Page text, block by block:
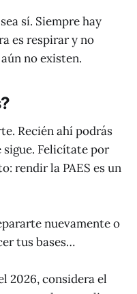
sí. Siempre hay
es respirar y no
no existen.
Recién ahí podrás
sigue. Felicítate por
rendir la PAES es un
nuevamente o
tus bases…
2026, considera el